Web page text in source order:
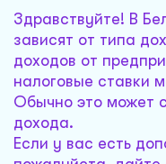
Здравствуйте! В
зависят от типа
доходов от
налоговые ставки
Обычно это может
дохода.
Если у вас есть